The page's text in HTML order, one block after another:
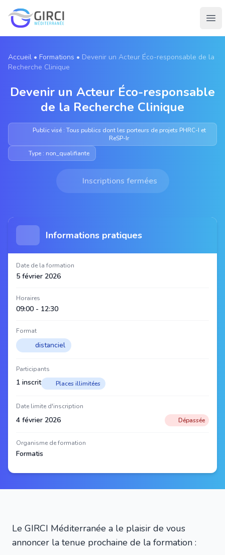
GIRCI Méditerranée
Accueil • Formations • Devenir un Acteur Éco-responsable de la
Recherche Clinique
Devenir un Acteur Éco-responsable
de la Recherche Clinique
Public visé : Tous publics dont les porteurs de projets PHRC-I et
ReSP-Ir
Type : non_qualifiante
Inscriptions fermées
Informations pratiques
Date de la formation
5 février 2026
Horaires
09:00 - 12:30
Format
distanciel
Participants
1 inscrit Places illimitées
Date limite d'inscription
4 février 2026 Dépassée
Organisme de formation
Formatis
Le GIRCI Méditerranée a le plaisir de vous
annoncer la tenue prochaine de la formation :